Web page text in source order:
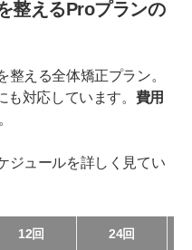
整えるProプランの
整える全体矯正プラン。
対応しています。 費用
ジュールを詳しく見てい
12回 24回